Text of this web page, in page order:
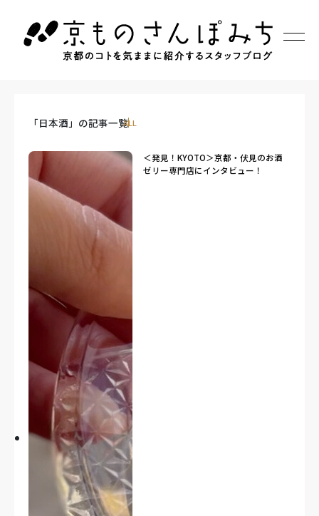
「日本酒」の記事一覧ALL
＜発見！KYOTO＞京都・伏見のお酒
ゼリー専門店にインタビュー！